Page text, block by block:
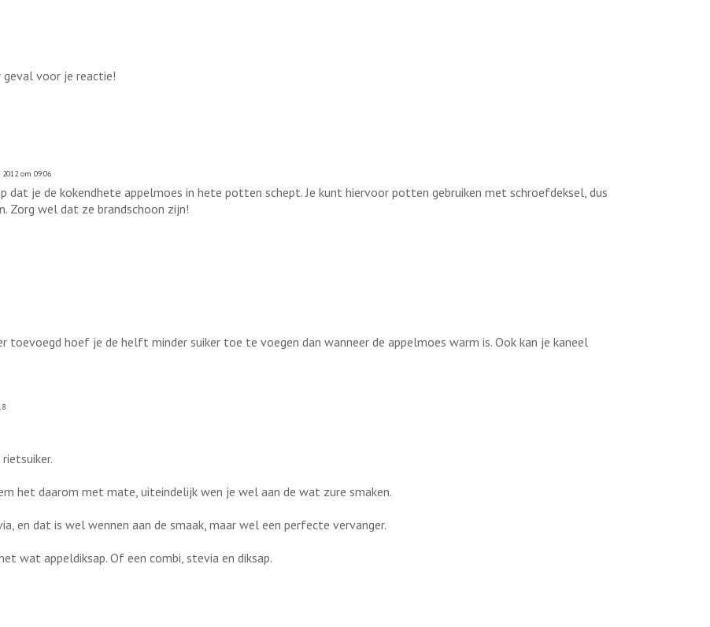
geval voor je reactie!
om 09:06
dat je de kokendhete appelmoes in hete potten schept. Je kunt hiervoor potten gebruiken met schroefdeksel, dus
Zorg wel dat ze brandschoon zijn!
toevoegd hoef je de helft minder suiker toe te voegen dan wanneer de appelmoes warm is. Ook kan je kaneel
het daarom met mate, uiteindelijk wen je wel aan de wat zure smaken.
en dat is wel wennen aan de smaak, maar wel een perfecte vervanger.
wat appeldiksap. Of een combi, stevia en diksap.